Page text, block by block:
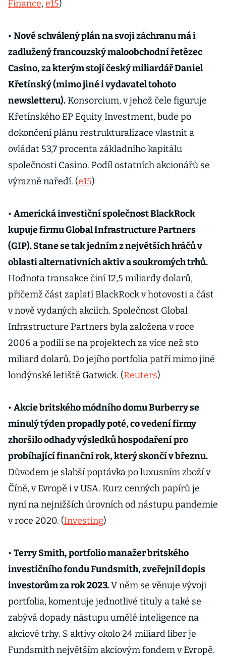
Finance, e15)
• Nově schválený plán na svoji záchranu má i
zadlužený francouzský maloobchodní řetězec
Casino, za kterým stojí český miliardář Daniel
Křetínský (mimo jiné i vydavatel tohoto
newsletteru).Konsorcium, v jehož čele figuruje
Křetínského EP Equity Investment, bude po
dokončení plánu restrukturalizace vlastnit a
ovládat 53,7 procenta základního kapitálu
společnosti Casino. Podíl ostatních akcionářů se
výrazně naředí. (e15)
• Americká investiční společnost BlackRock
kupuje firmu Global Infrastructure Partners
(GIP). Stane se tak jedním z největších hráčů v
oblasti alternativních aktiv a soukromých trhů.
Hodnota transakce činí 12,5 miliardy dolarů,
přičemž část zaplatí BlackRock v hotovosti a část
v nově vydaných akciích. Společnost Global
Infrastructure Partners byla založena v roce
2006 a podílí se na projektech za více než sto
miliard dolarů. Do jejího portfolia patří mimo jiné
londýnské letiště Gatwick. (Reuters)
• Akcie britského módního domu Burberry se
minulý týden propadly poté, co vedení firmy
zhoršilo odhady výsledků hospodaření pro
probíhající finanční rok, který skončí v březnu.
Důvodem je slabší poptávka po luxusním zboží v
Číně, v Evropě i v USA. Kurz cenných papírů je
nyní na nejnižších úrovních od nástupu pandemie
v roce 2020. (Investing)
• Terry Smith, portfolio manažer britského
investičního fondu Fundsmith, zveřejnil dopis
investorům za rok 2023.V něm se věnuje vývoji
portfolia, komentuje jednotlivé tituly a také se
zabývá dopady nástupu umělé inteligence na
akciové trhy. S aktivy okolo 24 miliard liber je
Fundsmith největším akciovým fondem v Evropě.